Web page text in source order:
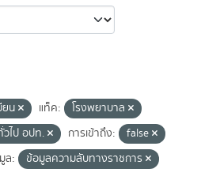
ยน แท็ค:
โรงพยาบาล
ไป อปท. การเข้าถึง:
false
ล:
ข้อมูลความลับทางราชการ